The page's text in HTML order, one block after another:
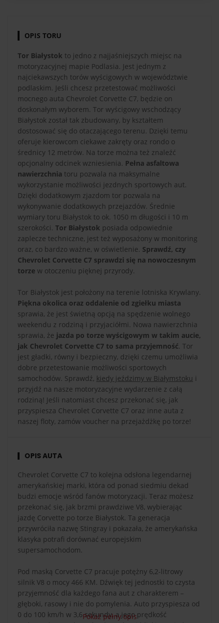
OPIS TORU
Tor Białystok to jedno z najjaśniejszych miejsc na
motoryzacyjnej mapie Podlasia. Jest jednym z
najciekawszych torów wyścigowych w województwie
podlaskim. Jeśli chcesz przetestować możliwości
mocnego auta Chevrolet Corvette C7, będzie on
doskonałym wyborem. Tor wyścigowy wschodzący
Białystok został tak zbudowany, by kształtem
dostosować się do otaczającego terenu. Dzięki temu
oferuje kierowcom ciekawe zakręty oraz rondo o
średnicy 12 metrów. Na torze można też znaleźć
opcjonalny odcinek wzniesienia. Pełna asfaltowa
nawierzchnia toru pozwala na maksymalne
wykorzystanie możliwości jezdnych sportowych aut.
Dzięki dodatkowym zjazdom tor pozwala na
wykonywanie dodatkowych przejazdów. Średnie
wymiary toru Białystok to ok. 1050 m długości i 10 m
szerokości. Tor Białystok posiada odpowiednie
zaplecze techniczne, jest też wyposażony w monitoring
oraz, co bardzo ważne, w oświetlenie. Sprawdź, czy
Chevrolet Corvette C7 sprawdzi się na nowoczesnym
torze w otoczeniu pięknej przyrody.
Tor Białystok jest położony na terenie lotniska Krywlany.
Piękna okolica oraz oddalenie od zgiełku miasta
sprawia, że jest świetną opcją na spędzenie wolnego
weekendu z rodziną i przyjaciółmi. Nowa nawierzchnia
sprawia, że jazda po torze wyścigowym w takim aucie,
jak Chevrolet Corvette C7 to sama przyjemność. Tor
jest gładki, równy i bezpieczny, dzięki czemu umożliwia
dobre przetestowanie możliwości sportowych
samochodów. Sprawdź, kiedy jeździmy w Białymstoku i
przyjdź na nasze motoryzacyjne wydarzenie z całą
rodziną! Jeśli natomiast chcesz przekonać się, jak
przyspiesza Chevrolet Corvette C7 oraz inne auta z
naszej floty, zamów voucher na przejażdżkę po torze!
OPIS AUTA
Chevrolet Corvette C7 to kolejna odsłona legendarnej
amerykańskiej marki, która od ponad siedmiu dekad
budzi emocje wśród fanów motoryzacji. Teraz możesz
przekonać się, jak brzmi prawdziwe V8, wybierając
jazdę Corvette po torze Białystok. Ta generacja
przywróciła nazwę Stingray i pokazała, że amerykańska
klasyka potrafi dorównać europejskim
supersamochodom.
Pod maską Corvette C7 pracuje potężny 6,2-litrowy
silnik V8 o mocy 466 KM. Dźwięk tej jednostki to czysta
przyjemność dla każdego fana aut z charakterem –
głęboki, rasowy i nie do pomylenia. Auto przyspiesza od
0 do 100 km/h w 3,6 sekundy, a jego prędkość
Pokaż pełny opis